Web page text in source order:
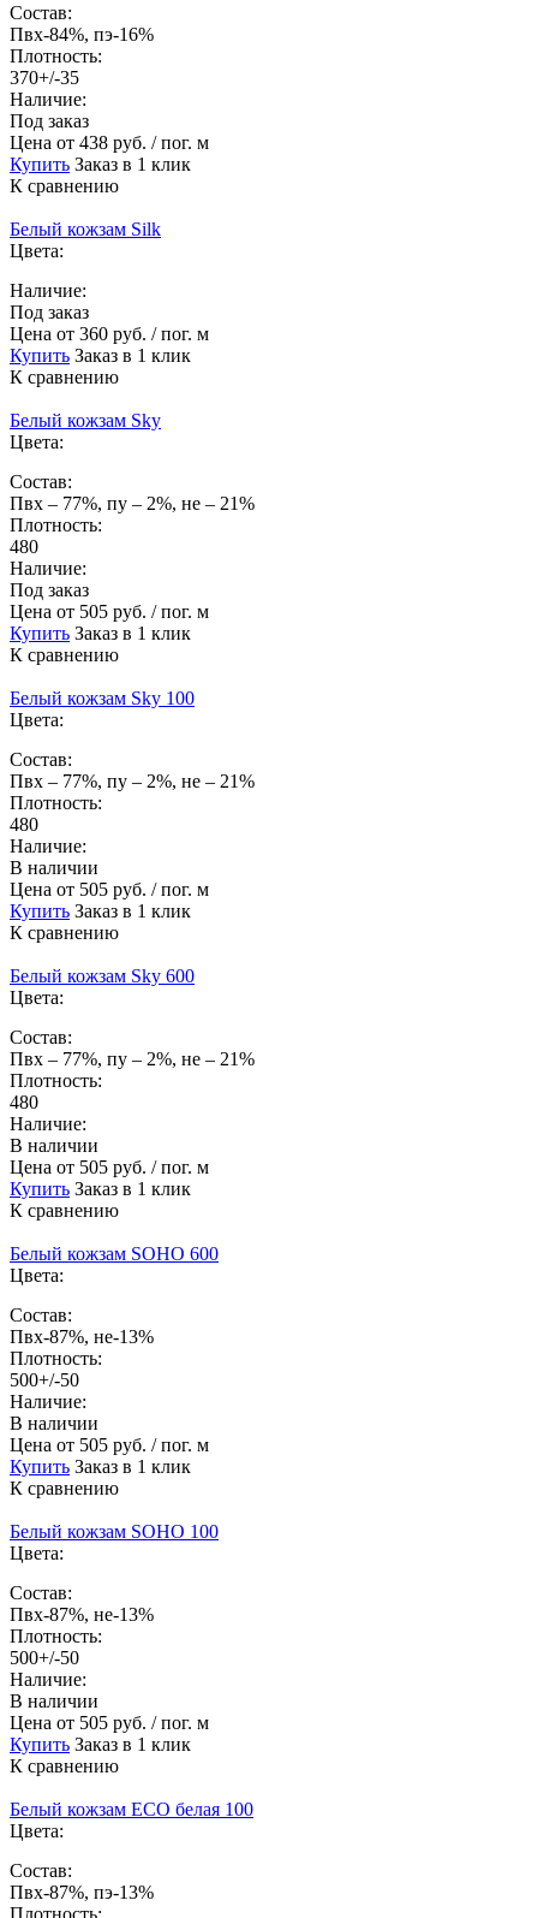
Состав:
Пвх-84%, пэ-16%
Плотность:
370+/-35
Наличие:
Под заказ
Цена от 438 руб. / пог. м
Купить Заказ в 1 клик
К сравнению
Белый кожзам Silk
Цвета:
Наличие:
Под заказ
Цена от 360 руб. / пог. м
Купить Заказ в 1 клик
К сравнению
Белый кожзам Sky
Цвета:
Состав:
Пвх – 77%, пу – 2%, не – 21%
Плотность:
480
Наличие:
Под заказ
Цена от 505 руб. / пог. м
Купить Заказ в 1 клик
К сравнению
Белый кожзам Sky 100
Цвета:
Состав:
Пвх – 77%, пу – 2%, не – 21%
Плотность:
480
Наличие:
В наличии
Цена от 505 руб. / пог. м
Купить Заказ в 1 клик
К сравнению
Белый кожзам Sky 600
Цвета:
Состав:
Пвх – 77%, пу – 2%, не – 21%
Плотность:
480
Наличие:
В наличии
Цена от 505 руб. / пог. м
Купить Заказ в 1 клик
К сравнению
Белый кожзам SOHO 600
Цвета:
Состав:
Пвх-87%, не-13%
Плотность:
500+/-50
Наличие:
В наличии
Цена от 505 руб. / пог. м
Купить Заказ в 1 клик
К сравнению
Белый кожзам SOHO 100
Цвета:
Состав:
Пвх-87%, не-13%
Плотность:
500+/-50
Наличие:
В наличии
Цена от 505 руб. / пог. м
Купить Заказ в 1 клик
К сравнению
Белый кожзам ECO белая 100
Цвета:
Состав:
Пвх-87%, пэ-13%
Плотность: